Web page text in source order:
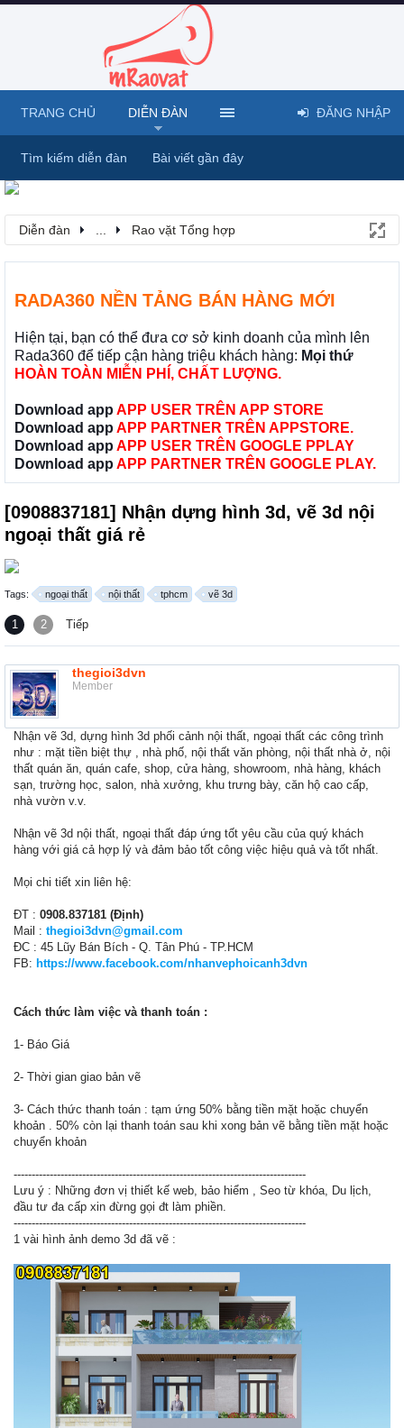
Diễn đàn Rao vặt Tổng hợp
RADA360 NỀN TẢNG BÁN HÀNG MỚI
Hiện tại, bạn có thể đưa cơ sở kinh doanh của mình lên
Rada360 để tiếp cận hàng triệu khách hàng: Mọi thứ
HOÀN TOÀN MIỄN PHÍ, CHẤT LƯỢNG.
Download app APP USER TRÊN APP STORE
Download app APP PARTNER TRÊN APPSTORE.
Download app APP USER TRÊN GOOGLE PPLAY
Download app APP PARTNER TRÊN GOOGLE PLAY.
[0908837181] Nhận dựng hình 3d, vẽ 3d nội
ngoại thất giá rẻ
Tags: ngoại thất nội thất tphcm vẽ 3d
1 2 Tiếp
thegioi3dvn
Member
Nhận vẽ 3d, dựng hình 3d phối cảnh nội thất, ngoại thất các công trình
như : mặt tiền biệt thự , nhà phố, nội thất văn phòng, nội thất nhà ở, nội
thất quán ăn, quán cafe, shop, cửa hàng, showroom, nhà hàng, khách
sạn, trường học, salon, nhà xưởng, khu trưng bày, căn hộ cao cấp,
nhà vườn v.v.
Nhận vẽ 3d nội thất, ngoại thất đáp ứng tốt yêu cầu của quý khách
hàng với giá cả hợp lý và đảm bảo tốt công việc hiệu quả và tốt nhất.
Mọi chi tiết xin liên hệ:
ĐT : 0908.837181 (Định)
Mail : thegioi3dvn@gmail.com
ĐC : 45 Lũy Bán Bích - Q. Tân Phú - TP.HCM
FB: https://www.facebook.com/nhanvephoicanh3dvn
Cách thức làm việc và thanh toán :
1- Báo Giá
2- Thời gian giao bản vẽ
3- Cách thức thanh toán : tạm ứng 50% bằng tiền mặt hoặc chuyển
khoản . 50% còn lại thanh toán sau khi xong bản vẽ bằng tiền mặt hoặc
chuyển khoản
---------------------------------------------------------------------------------
Lưu ý : Những đơn vị thiết kế web, bảo hiểm , Seo từ khóa, Du lịch,
đầu tư đa cấp xin đừng gọi đt làm phiền.
---------------------------------------------------------------------------------
1 vài hình ảnh demo 3d đã vẽ :
TRANG CHỦ DIỄN ĐÀN
Tìm kiếm diễn đàn Bài viết gần đây
ĐĂNG NHẬP